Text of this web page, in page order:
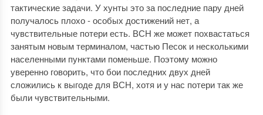
тактические задачи. У хунты это за последние пару дней
получалось плохо - особых достижений нет, а
чувствительные потери есть. ВСН же может похвастаться
занятым новым терминалом, частью Песок и несколькими
населенными пунктами поменьше. Поэтому можно
уверенно говорить, что бои последних двух дней
сложились к выгоде для ВСН, хотя и у нас потери так же
были чувствительными.